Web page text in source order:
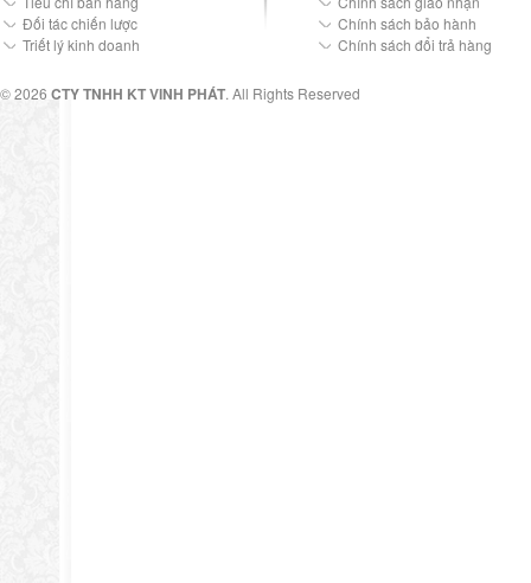
Đối tác chiến lược
Triết lý kinh doanh
Chính sách bảo hành
Chính sách đổi trả hàng
© 2026 CTY TNHH KT VINH PHÁT. All Rights Reserved